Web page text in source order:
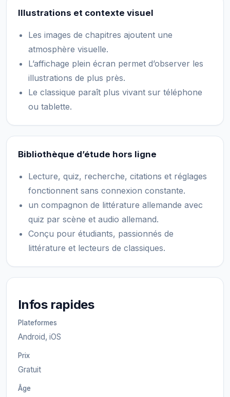
Illustrations et contexte visuel
Les images de chapitres ajoutent une
atmosphère visuelle.
L’affichage plein écran permet d’observer les
illustrations de plus près.
Le classique paraît plus vivant sur téléphone
ou tablette.
Bibliothèque d’étude hors ligne
Lecture, quiz, recherche, citations et réglages
fonctionnent sans connexion constante.
un compagnon de littérature allemande avec
quiz par scène et audio allemand.
Conçu pour étudiants, passionnés de
littérature et lecteurs de classiques.
Infos rapides
Plateformes
Android, iOS
Prix
Gratuit
Âge